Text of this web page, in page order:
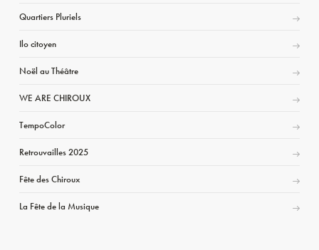
Quartiers Pluriels
Ilo citoyen
Noël au Théâtre
WE ARE CHIROUX
TempoColor
Retrouvailles 2025
Fête des Chiroux
La Fête de la Musique